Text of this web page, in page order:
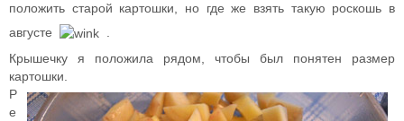
положить старой картошки, но где же взять такую роскошь в
августе
Крышечку я положила рядом, чтобы был понятен размер
картошки.
Р
е